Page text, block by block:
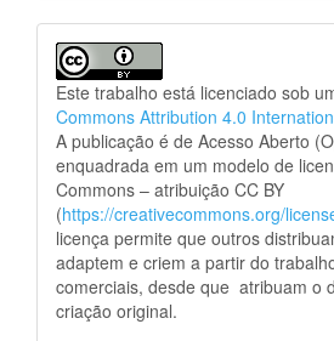
Este trabalho está licenciado sob
Commons Attribution 4.0
A publicação é de Acesso Aberto
enquadrada em um modelo de
Commons – atribuição CC BY
(https://creativecommons.org/
licença permite que outros
adaptem e criem a partir do
comerciais, desde que atribuam o
criação original.